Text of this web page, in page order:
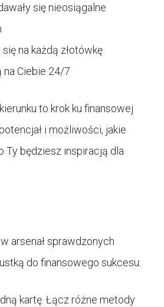
się nieosiągalne
na każdą złotówkę
na Ciebie 24/7
to krok ku finansowej
i możliwości, jakie
Ty będziesz inspiracją dla
arsenał sprawdzonych
do finansowego sukcesu:
kartę. Łącz różne metody